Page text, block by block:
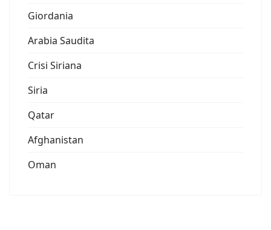
Giordania
Arabia Saudita
Crisi Siriana
Siria
Qatar
Afghanistan
Oman